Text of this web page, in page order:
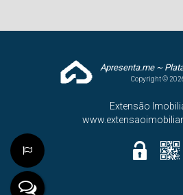
Apresenta.me ~
Copyright ©
Extensão